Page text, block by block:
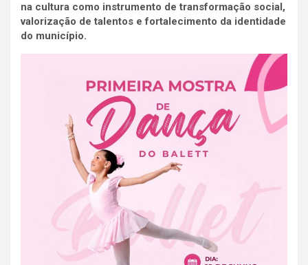
na cultura como instrumento de transformação social,
valorização de talentos e fortalecimento da identidade
do município.